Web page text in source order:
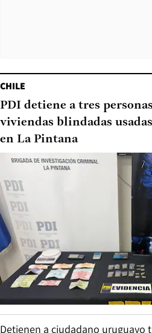
CHILE
PDI detiene a tres
viviendas blindadas
en La Pintana
Detienen a ciudadano uruguayo